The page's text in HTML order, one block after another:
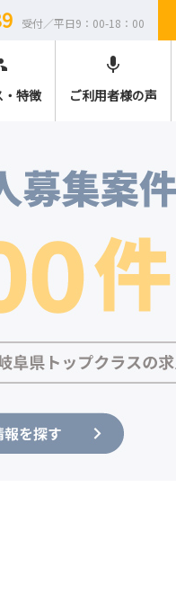
受付／平日9：00-18：00
特徴
mic
ご利用者様の声